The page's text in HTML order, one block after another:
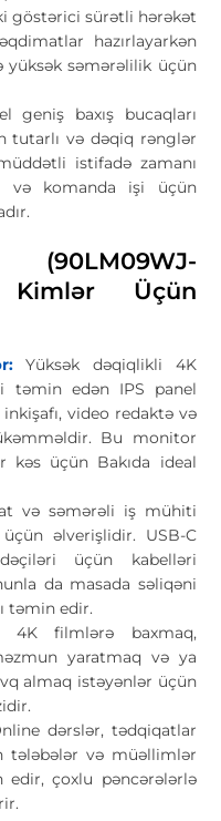
göstərici sürətli hərəkət
hazırlayarkən
səmərəlilik üçün
geniş baxış bucaqları
tutarlı və dəqiq rənglər
istifadə zamanı
və komanda işi üçün
(90LM09WJ-
Kimlər Üçün
Yüksək dəqiqlikli 4K
təmin edən IPS panel
video redaktə və
Bu monitor
kəs üçün Bakıda ideal
və səmərəli iş mühiti
əlverişlidir. USB-C
üçün kabelləri
da masada səliqəni
təmin edir.
filmlərə baxmaq,
yaratmaq və ya
almaq istəyənlər üçün
dərslər, tədqiqatlar
tələbələr və müəllimlər
çoxlu pəncərələrlə